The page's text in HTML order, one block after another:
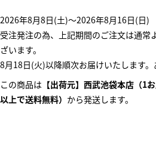
2026年8月8日(土)～2026年8月16日(日)
受注発注の為、上記期間のご注文は通常
ざいます。
8月18日(火)以降順次お届けいたします。
この商品は 【出荷元】西武池袋本店（1
以上で送料無料） から発送します。